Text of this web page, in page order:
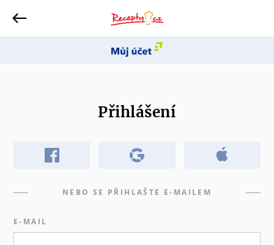
Přihlášení
NEBO SE PŘIHLAŠTE E-MAILEM
E-MAIL